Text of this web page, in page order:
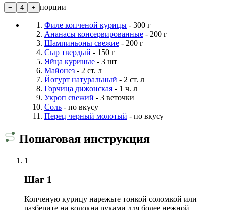
− 4 + порции
Филе копченой курицы - 300 г
Ананасы консервированные - 200 г
Шампиньоны свежие - 200 г
Сыр твердый - 150 г
Яйца куриные - 3 шт
Майонез - 2 ст. л
Йогурт натуральный - 2 ст. л
Горчица дижонская - 1 ч. л
Укроп свежий - 3 веточки
Соль - по вкусу
Перец черный молотый - по вкусу
Пошаговая инструкция
1
Шаг 1
Копченую курицу нарежьте тонкой соломкой или
разберите на волокна руками для более нежной